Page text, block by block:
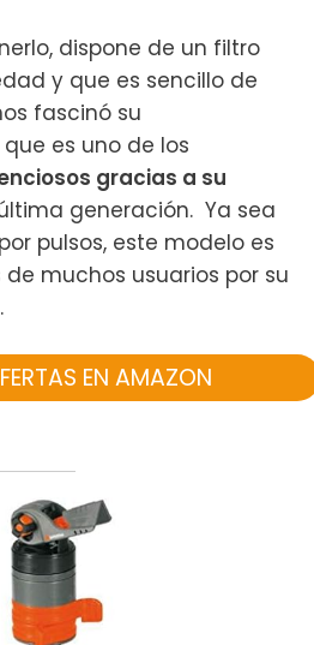
dispone de un filtro
y que es sencillo de
fascinó su
es uno de los
gracias a su
generación. Ya sea
pulsos, este modelo es
muchos usuarios por su
EN AMAZON